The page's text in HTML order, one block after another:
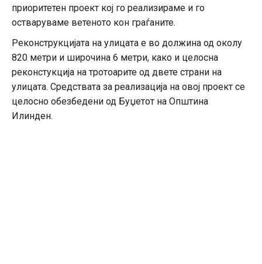
приоритетен проект кој го реализираме и го
остваруваме ветеното кон граѓаните.
Реконструкцијата на улицата е во должина од околу
820 метри и широчина 6 метри, како и целосна
реконстукција на тротоарите од двете страни на
улицата. Средствата за реализација на овој проект се
целосно обезбедени од Буџетот на Општина
Илинден.